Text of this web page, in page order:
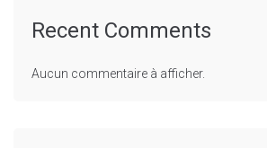
Recent Comments
Aucun commentaire à afficher.